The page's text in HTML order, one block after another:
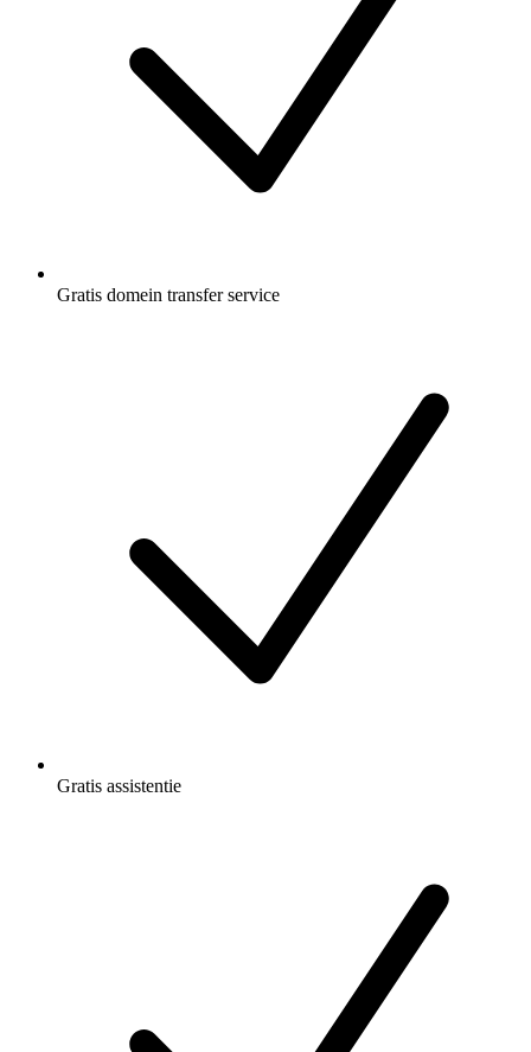
Gratis domein transfer service
Gratis assistentie